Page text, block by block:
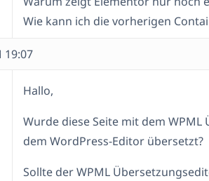
Wie kann ich die vorherigen
19:07
Hallo,
Wurde diese Seite mit dem
dem WordPress-Editor übersetzt?
Sollte der WPML